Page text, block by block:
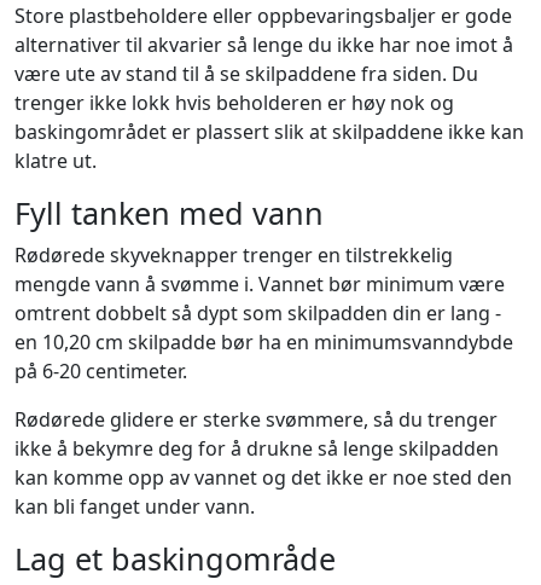
Store plastbeholdere eller oppbevaringsbaljer er gode
alternativer til akvarier så lenge du ikke har noe imot å
være ute av stand til å se skilpaddene fra siden. Du
trenger ikke lokk hvis beholderen er høy nok og
baskingområdet er plassert slik at skilpaddene ikke kan
klatre ut.
Fyll tanken med vann
Rødørede skyveknapper trenger en tilstrekkelig
mengde vann å svømme i. Vannet bør minimum være
omtrent dobbelt så dypt som skilpadden din er lang -
en 10,20 cm skilpadde bør ha en minimumsvanndybde
på 6-20 centimeter.
Rødørede glidere er sterke svømmere, så du trenger
ikke å bekymre deg for å drukne så lenge skilpadden
kan komme opp av vannet og det ikke er noe sted den
kan bli fanget under vann.
Lag et baskingområde